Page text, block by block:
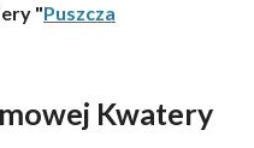
"Puszcza
Kwatery